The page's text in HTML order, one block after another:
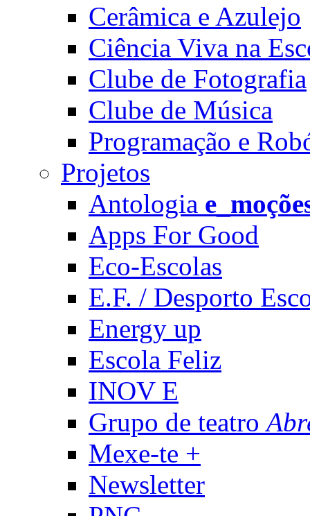
Cerâmica e Azulejo
Ciência Viva na
Clube de Fotografia
Clube de Música
Programação e
Projetos
Antologia
Apps For Good
Eco-Escolas
E.F. / Desporto
Energy up
Escola Feliz
INOV E
Grupo de teatro
Mexe-te +
Newsletter